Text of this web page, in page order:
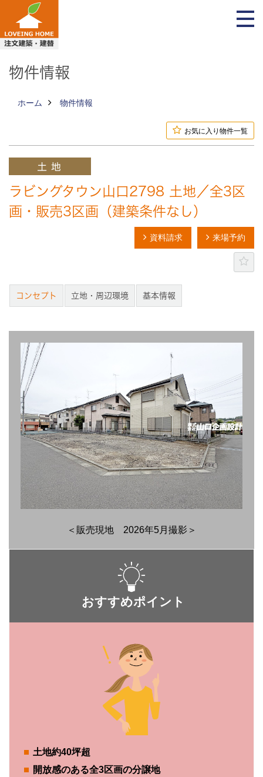
物件情報
ホーム 物件情報
お気に入り物件一覧
ラビングタウン山口2798 土地／全3区
画・販売3区画（建築条件なし）
資料請求 来場予約
コンセプト 立地・周辺環境 基本情報
＜販売現地 2026年5月撮影＞
おすすめポイント
土地約40坪超
開放感のある全3区画の分譲地